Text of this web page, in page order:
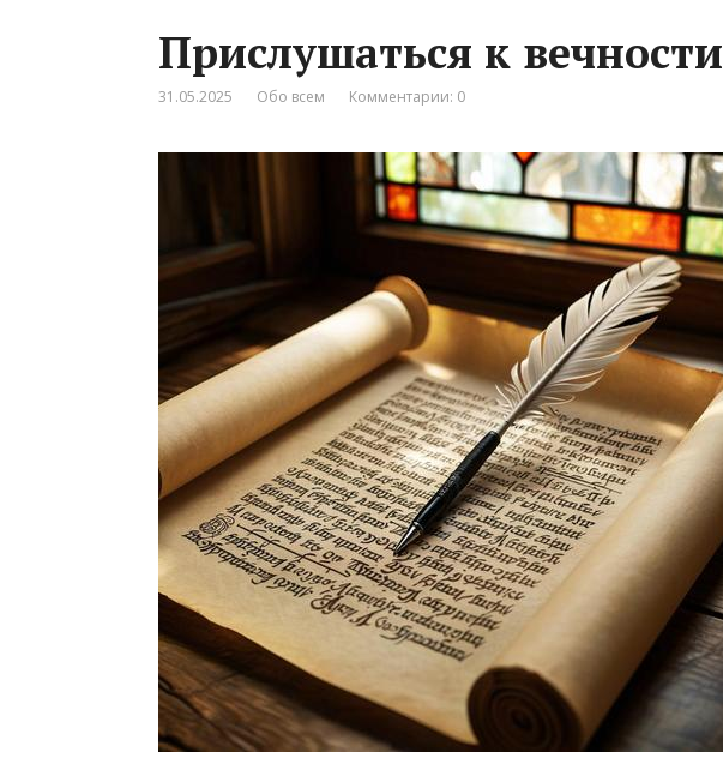
Прислушаться к вечности
31.05.2025 Обо всем Комментарии: 0